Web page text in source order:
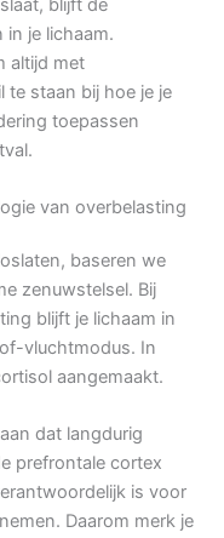
je lichaam.
altijd met
te staan bij hoe je je
toepassen
van overbelasting
baseren we
zenuwstelsel. Bij
blijft je lichaam in
vluchtmodus. In
aangemaakt.
dat langdurig
prefrontale cortex
is voor
Daarom merk je